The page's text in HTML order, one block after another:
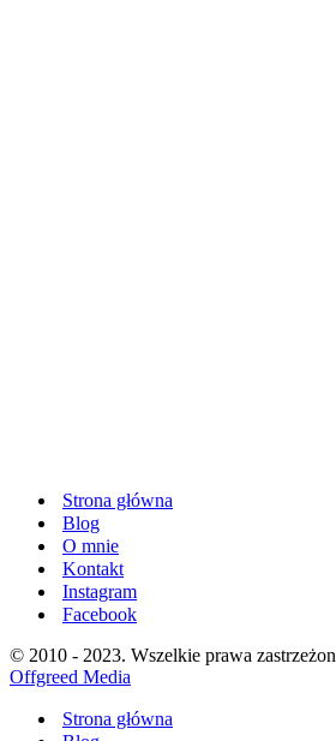
Strona główna
Blog
O mnie
Kontakt
Instagram
Facebook
© 2010 - 2023. Wszelkie prawa
Offgreed Media
Strona główna